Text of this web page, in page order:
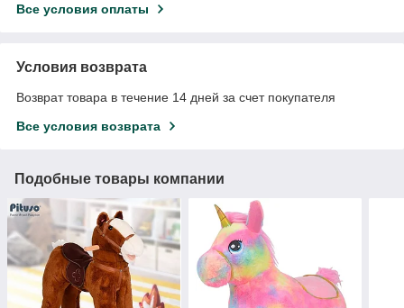
Все условия оплаты
Условия возврата
Возврат товара в течение 14 дней за счет покупателя
Все условия возврата
Подобные товары компании